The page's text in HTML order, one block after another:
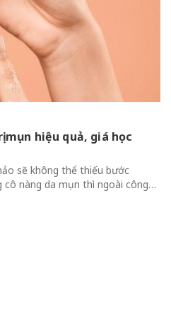
Lem Tốt Mà Bạn